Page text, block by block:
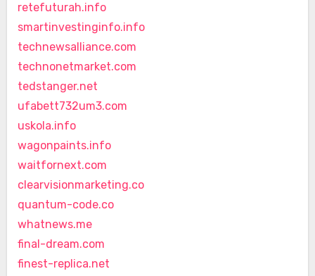
retefuturah.info
smartinvestinginfo.info
technewsalliance.com
technonetmarket.com
tedstanger.net
ufabett732um3.com
uskola.info
wagonpaints.info
waitfornext.com
clearvisionmarketing.co
quantum-code.co
whatnews.me
final-dream.com
finest-replica.net